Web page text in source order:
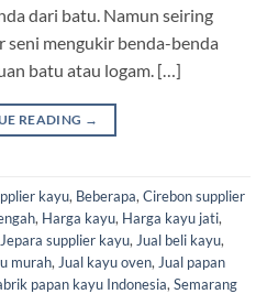
dari batu. Namun seiring
seni mengukir benda-benda
batu atau logam. […]
READING →
kayu, Beberapa, Cirebon supplier
, Harga kayu, Harga kayu jati,
Jepara supplier kayu, Jual beli kayu,
murah, Jual kayu oven, Jual papan
papan kayu Indonesia, Semarang